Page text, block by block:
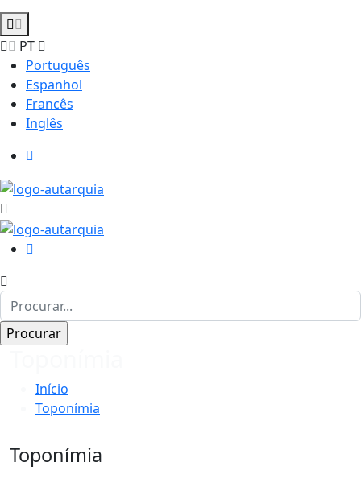
PT
Português
Espanhol
Francês
Inglês
Início
Toponímia
Toponímia